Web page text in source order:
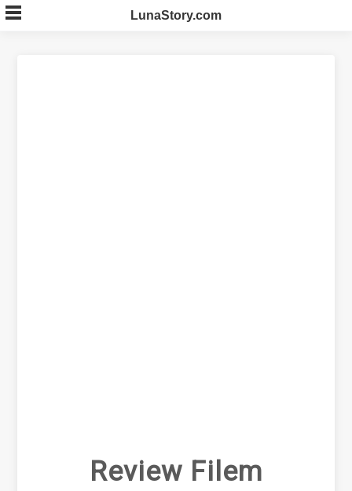
Skip
to
LunaStory.com
Review Filem